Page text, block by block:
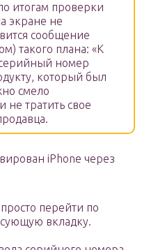
итогам проверки
экране не
сообщение
такого плана: «К
номер
который был
смело
не тратить свое
iPhone через
перейти по
вкладку.